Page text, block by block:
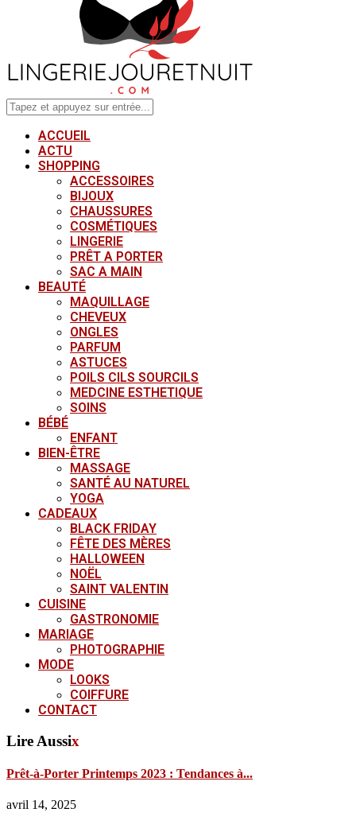
ACCUEIL
ACTU
SHOPPING
ACCESSOIRES
BIJOUX
CHAUSSURES
COSMÉTIQUES
LINGERIE
PRÊT A PORTER
SAC A MAIN
BEAUTÉ
MAQUILLAGE
CHEVEUX
ONGLES
PARFUM
ASTUCES
POILS CILS SOURCILS
MEDCINE ESTHETIQUE
SOINS
BÉBÉ
ENFANT
BIEN-ÊTRE
MASSAGE
SANTÉ AU NATUREL
YOGA
CADEAUX
BLACK FRIDAY
FÊTE DES MÈRES
HALLOWEEN
NOËL
SAINT VALENTIN
CUISINE
GASTRONOMIE
MARIAGE
PHOTOGRAPHIE
MODE
LOOKS
COIFFURE
CONTACT
Lire Aussix
Prêt-à-Porter Printemps 2023 : Tendances à...
avril 14, 2025